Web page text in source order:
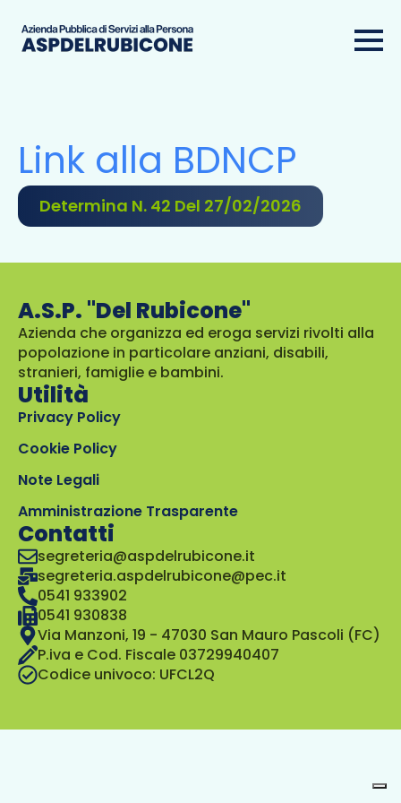
Link alla BDNCP
Determina N. 42 Del 27/02/2026
A.S.P. "Del Rubicone"
Azienda che organizza ed eroga servizi rivolti alla
popolazione in particolare anziani, disabili,
stranieri, famiglie e bambini.
Utilità
Privacy Policy
Cookie Policy
Note Legali
Amministrazione Trasparente
Contatti
segreteria@aspdelrubicone.it
segreteria.aspdelrubicone@pec.it
0541 933902
0541 930838
Via Manzoni, 19 - 47030 San Mauro Pascoli (FC)
P.iva e Cod. Fiscale 03729940407
Codice univoco: UFCL2Q